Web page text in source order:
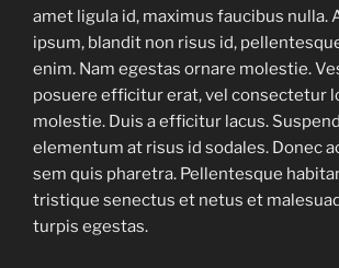
amet ligula id, maximus faucibus nulla.
ipsum, blandit non risus id,
enim. Nam egestas ornare molestie.
posuere efficitur erat, vel consectetur
molestie. Duis a efficitur lacus.
elementum at risus id sodales. Donec
sem quis pharetra. Pellentesque
tristique senectus et netus et
turpis egestas.